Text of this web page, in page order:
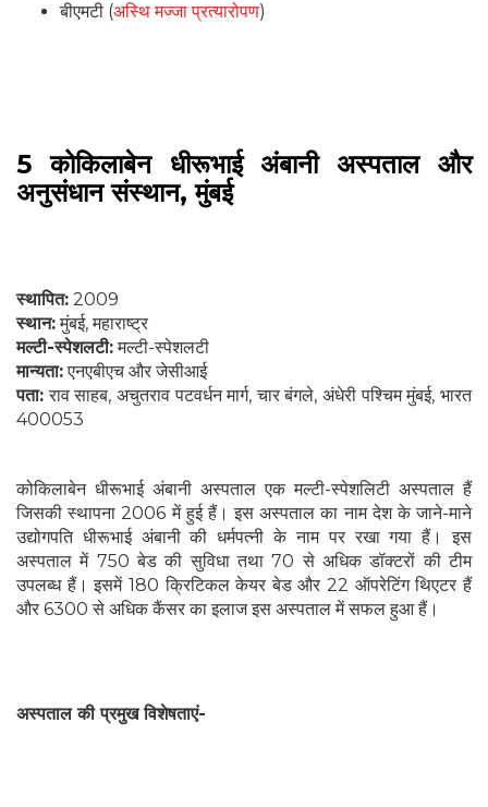
बीएमटी (अस्थि मज्जा प्रत्यारोपण)
5 कोकिलाबेन धीरूभाई अंबानी अस्पताल और
अनुसंधान संस्थान, मुंबई
स्थापित: 2009
स्थान:मुंबई, महाराष्ट्र
मल्टी-स्पेशलटी:मल्टी-स्पेशलटी
मान्यता:एनएबीएच और जेसीआई
पता: राव साहब, अचुतराव पटवर्धन मार्ग, चार बंगले, अंधेरी पश्चिम मुंबई, भारत
400053
कोकिलाबेन धीरूभाई अंबानी अस्पताल एक मल्टी-स्पेशलिटी अस्पताल हैं
जिसकी स्थापना 2006 में हुई हैं। इस अस्पताल का नाम देश के जाने-माने
उद्योगपति धीरूभाई अंबानी की धर्मपत्नी के नाम पर रखा गया हैं। इस
अस्पताल में 750 बेड की सुविधा तथा 70 से अधिक डॉक्टरों की टीम
उपलब्ध हैं। इसमें 180 क्रिटिकल केयर बेड और 22 ऑपरेटिंग थिएटर हैं
और 6300 से अधिक कैंसर का इलाज इस अस्पताल में सफल हुआ हैं।
अस्पताल की प्रमुख विशेषताएं-